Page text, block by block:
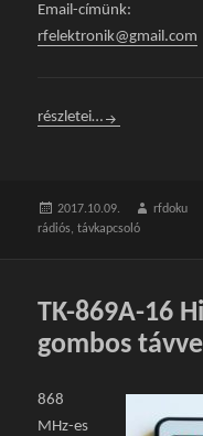
Email-címünk:
rfelektronik@gmail.com
TK-869T-8 Nyolc
részletei…
Közzétéve
2017.10.09. Szerző
rfdoku
rádiós,távkapcsoló
TK-869A-16
gombos
868
MHz-es